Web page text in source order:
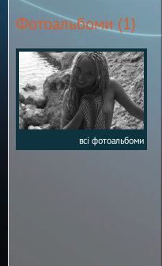
Фотоальбоми (1)
всі фотоальбоми